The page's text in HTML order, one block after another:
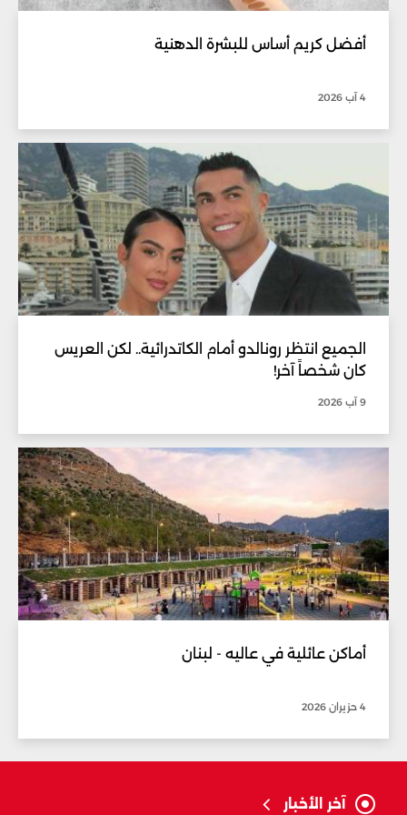
أفضل كريم أساس للبشرة الدهنية
4 آب 2026
الجميع انتظر رونالدو أمام الكاتدرائية.. لكن العريس
كان شخصاً آخر!
9 آب 2026
أماكن عائلية في عاليه - لبنان
4 حزيران 2026
آخر الأخبار